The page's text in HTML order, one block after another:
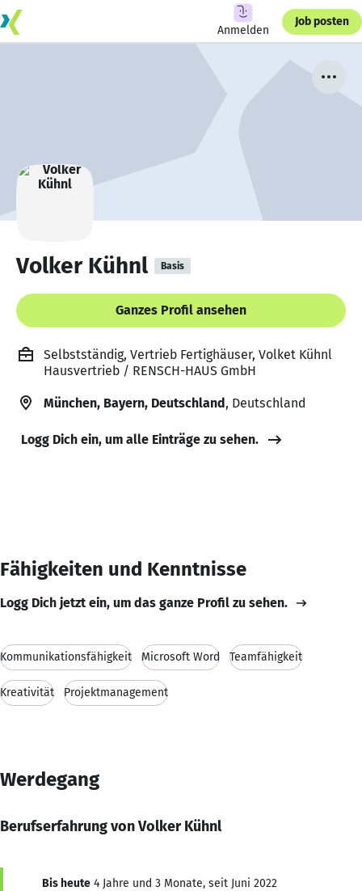
Anmelden
Job posten
Volker Kühnl Basis
Ganzes Profil ansehen
Selbstständig, Vertrieb Fertighäuser, Volket Kühnl
Hausvertrieb / RENSCH-HAUS GmbH
München, Bayern, Deutschland, Deutschland
Logg Dich ein, um alle Einträge zu sehen.
Fähigkeiten und Kenntnisse
Logg Dich jetzt ein, um das ganze Profil zu sehen.
Kommunikationsfähigkeit Microsoft Word Teamfähigkeit
Kreativität Projektmanagement
Werdegang
Berufserfahrung von Volker Kühnl
Bis heute 4 Jahre und 3 Monate, seit Juni 2022